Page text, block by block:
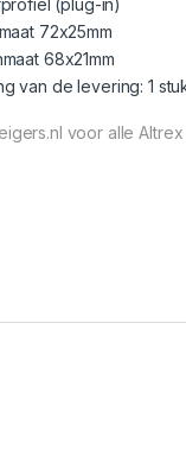
72x25mm
68x21mm
van de levering: 1
voor alle